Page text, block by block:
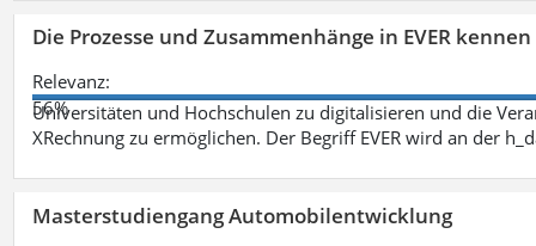
Die Prozesse und Zusammenhänge in EVER
Relevanz:
56%
Universitäten und Hochschulen zu digitalisieren und die
XRechnung zu ermöglichen. Der Begriff EVER wird an der
Masterstudiengang Automobilentwicklung